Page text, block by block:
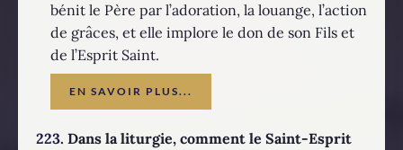
bénit le Père par l’adoration, la louange, l’action
de grâces, et elle implore le don de son Fils et
de l’Esprit Saint.
EN SAVOIR PLUS...
223. Dans la liturgie, comment le Saint-Esprit